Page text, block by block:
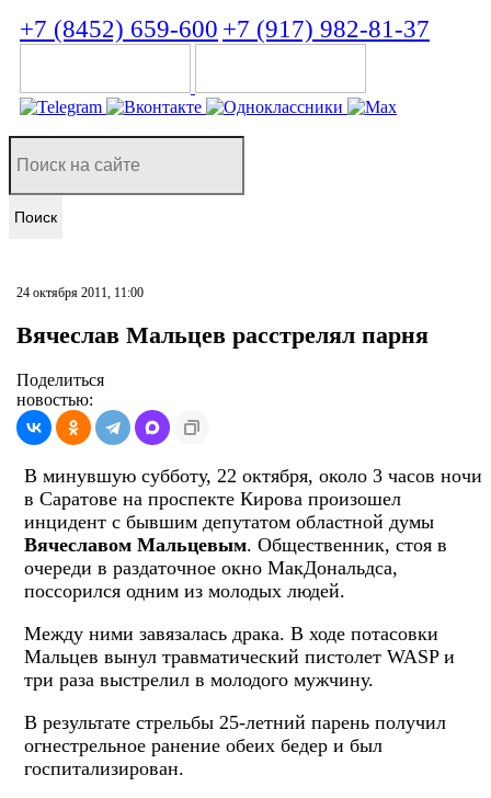
+7 (8452) 659-600 +7 (917) 982-81-37
Поиск
24 октября 2011, 11:00
Вячеслав Мальцев расстрелял парня
Поделиться
новостью:
В минувшую субботу, 22 октября, около 3 часов ночи
в Саратове на проспекте Кирова произошел
инцидент с бывшим депутатом областной думы
Вячеславом Мальцевым. Общественник, стоя в
очереди в раздаточное окно МакДональдса,
поссорился одним из молодых людей.
Между ними завязалась драка. В ходе потасовки
Мальцев вынул травматический пистолет WASP и
три раза выстрелил в молодого мужчину.
В результате стрельбы 25-летний парень получил
огнестрельное ранение обеих бедер и был
госпитализирован.